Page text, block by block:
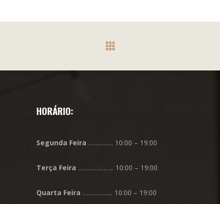
HORÁRIO:
Segunda Feira ………….. 10:00 – 19:00
Terça Feira ……………….. 10:00 – 19:00
Quarta Feira …………….. 10:00 – 19:00